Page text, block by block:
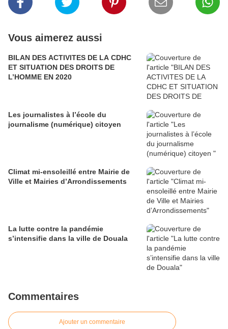
Vous aimerez aussi
BILAN DES ACTIVITES DE LA CDHC
ET SITUATION DES DROITS DE
L’HOMME EN 2020
Les journalistes à l’école du
journalisme (numérique) citoyen
Climat mi-ensoleillé entre Mairie de
Ville et Mairies d’Arrondissements
La lutte contre la pandémie
s’intensifie dans la ville de Douala
Commentaires
Ajouter un commentaire